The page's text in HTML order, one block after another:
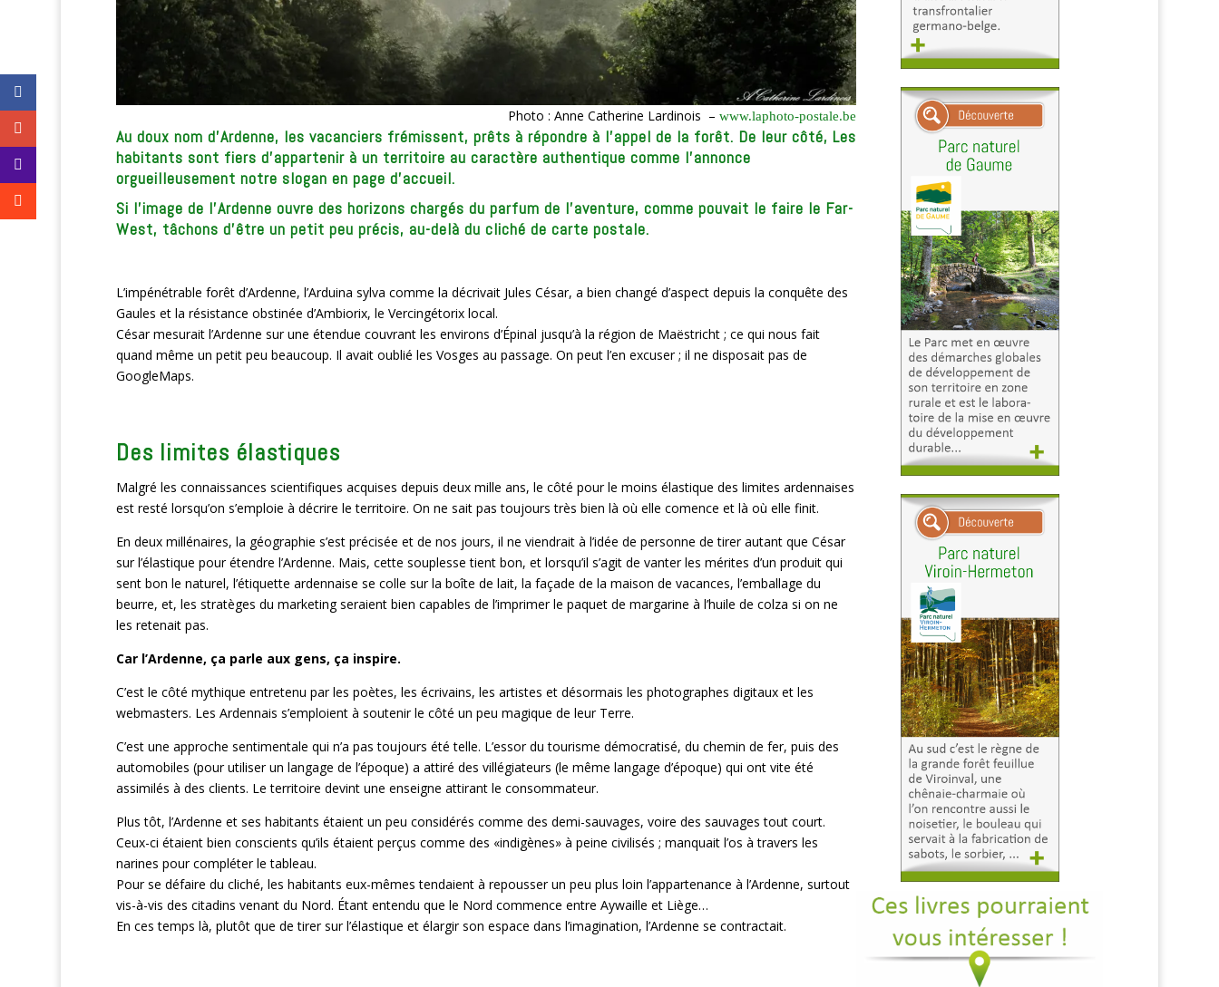
Photo : Anne Catherine Lardinois –www.laphoto-postale.be
Au doux nom d’Ardenne, les vacanciers frémissent, prêts à répondre à l’appel de la forêt. De leur côté, Les
habitants sont fiers d’appartenir à un territoire au caractère authentique comme l’annonce
orgueilleusement notre slogan en page d’accueil.
Si l’image de l’Ardenne ouvre des horizons chargés du parfum de l’aventure, comme pouvait le faire le Far-
West, tâchons d’être un petit peu précis, au-delà du cliché de carte postale.
L’impénétrable forêt d’Ardenne, l’Arduina sylva comme la décrivait Jules César, a bien changé d’aspect depuis la conquête des
Gaules et la résistance obstinée d’Ambiorix, le Vercingétorix local.
César mesurait l’Ardenne sur une étendue couvrant les environs d’Épinal jusqu’à la région de Maëstricht ; ce qui nous fait
quand même un petit peu beaucoup. Il avait oublié les Vosges au passage. On peut l’en excuser ; il ne disposait pas de
GoogleMaps.
Des limites élastiques
Malgré les connaissances scientifiques acquises depuis deux mille ans, le côté pour le moins élastique des limites ardennaises
est resté lorsqu’on s’emploie à décrire le territoire. On ne sait pas toujours très bien là où elle comence et là où elle finit.
En deux millénaires, la géographie s’est précisée et de nos jours, il ne viendrait à l’idée de personne de tirer autant que César
sur l’élastique pour étendre l’Ardenne. Mais, cette souplesse tient bon, et lorsqu’il s’agit de vanter les mérites d’un produit qui
sent bon le naturel, l’étiquette ardennaise se colle sur la boîte de lait, la façade de la maison de vacances, l’emballage du
beurre, et, les stratèges du marketing seraient bien capables de l’imprimer le paquet de margarine à l’huile de colza si on ne
les retenait pas.
Car l’Ardenne, ça parle aux gens, ça inspire.
C’est le côté mythique entretenu par les poètes, les écrivains, les artistes et désormais les photographes digitaux et les
webmasters. Les Ardennais s’emploient à soutenir le côté un peu magique de leur Terre.
C’est une approche sentimentale qui n’a pas toujours été telle. L’essor du tourisme démocratisé, du chemin de fer, puis des
automobiles (pour utiliser un langage de l’époque) a attiré des villégiateurs (le même langage d’époque) qui ont vite été
assimilés à des clients. Le territoire devint une enseigne attirant le consommateur.
Plus tôt, l’Ardenne et ses habitants étaient un peu considérés comme des demi-sauvages, voire des sauvages tout court.
Ceux-ci étaient bien conscients qu’ils étaient perçus comme des «indigènes» à peine civilisés ; manquait l’os à travers les
narines pour compléter le tableau.
Pour se défaire du cliché, les habitants eux-mêmes tendaient à repousser un peu plus loin l’appartenance à l’Ardenne, surtout
vis-à-vis des citadins venant du Nord. Étant entendu que le Nord commence entre Aywaille et Liège…
En ces temps là, plutôt que de tirer sur l’élastique et élargir son espace dans l’imagination, l’Ardenne se contractait.